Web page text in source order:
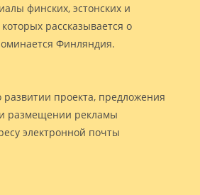
финских, эстонских и
рассказывается о
Финляндия.
проекта, предложения
размещении рекламы
электронной почты